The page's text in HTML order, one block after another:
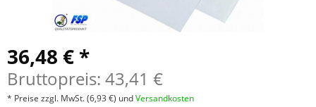
36,48 € *
Bruttopreis: 43,41 €
* Preise zzgl. MwSt.(6,93 €) undVersandkosten